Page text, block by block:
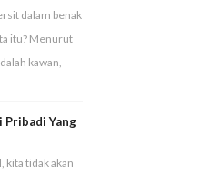
dalam benak
itu? Menurut
kawan,
Pribadi Yang
kita tidak akan